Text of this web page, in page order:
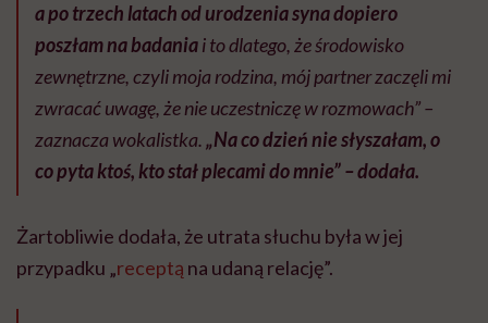
a po trzech latach od urodzenia syna dopiero
poszłam na badaniai to dlatego, że środowisko
zewnętrzne, czyli moja rodzina, mój partner zaczęli mi
zwracać uwagę, że nie uczestniczę w rozmowach” –
zaznacza wokalistka.„Na co dzień nie słyszałam, o
co pyta ktoś, kto stał plecami do mnie” – dodała.
Żartobliwie dodała, że utrata słuchu była w jej
przypadku „receptą na udaną relację”.